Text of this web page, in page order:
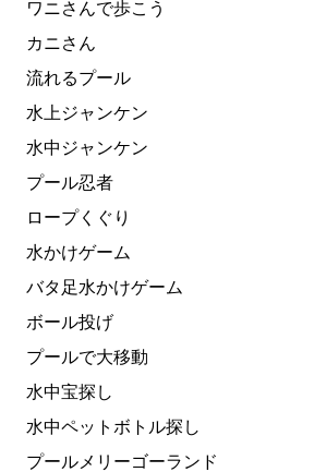
ワニさんで歩こう
カニさん
流れるプール
水上ジャンケン
水中ジャンケン
プール忍者
ロープくぐり
水かけゲーム
バタ足水かけゲーム
ボール投げ
プールで大移動
水中宝探し
水中ペットボトル探し
プールメリーゴーランド